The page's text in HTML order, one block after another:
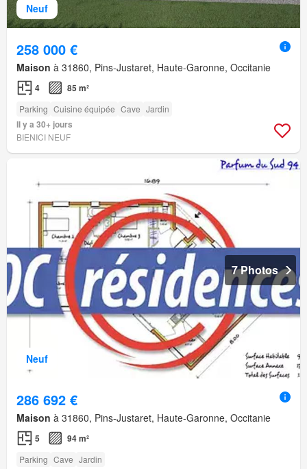
Neuf
258 000 €
Maison à 31860, Pins-Justaret, Haute-Garonne, Occitanie
4 85 m²
Parking Cuisine équipée Cave Jardin
Il y a 30+ jours
BIENICI NEUF
Neuf
7 Photos
286 692 €
Maison à 31860, Pins-Justaret, Haute-Garonne, Occitanie
5 94 m²
Parking Cave Jardin